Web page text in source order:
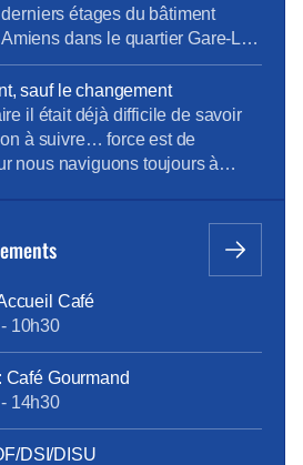
derniers étages du bâtiment
dans le quartier Gare-La-
président national du
était ce jeudi de
rencontrer les salariés et
locaux. Alors que les
[…]
sauf le changement
il était déjà difficile de savoir
à suivre… force est de
nous naviguons toujours à
! Envie d’en savoir davantage
Café
- 10h30
Café Gourmand
- 14h30
DSI/DISU